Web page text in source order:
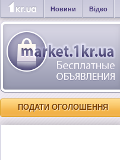
Новини Відео
ПОДАТИ ОГОЛОШЕННЯ